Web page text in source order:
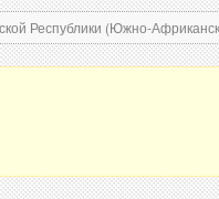
Республики (Южно-